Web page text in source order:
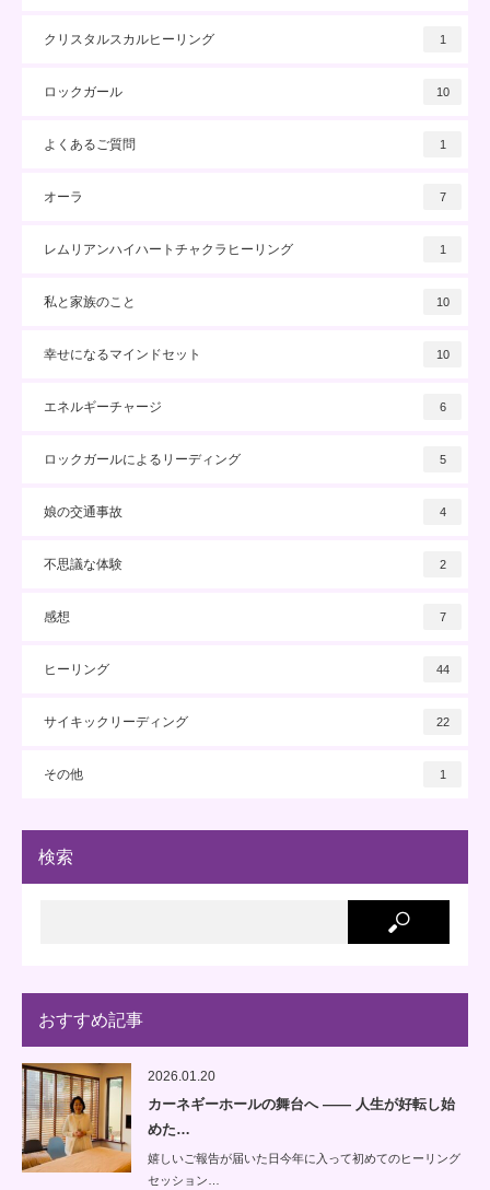
クリスタルスカルヒーリング 1
ロックガール 10
よくあるご質問 1
オーラ 7
レムリアンハイハートチャクラヒーリング 1
私と家族のこと 10
幸せになるマインドセット 10
エネルギーチャージ 6
ロックガールによるリーディング 5
娘の交通事故 4
不思議な体験 2
感想 7
ヒーリング 44
サイキックリーディング 22
その他 1
検索
おすすめ記事
2026.01.20
カーネギーホールの舞台へ —— 人生が好転し始
めた…
嬉しいご報告が届いた日今年に入って初めてのヒーリング
セッション…